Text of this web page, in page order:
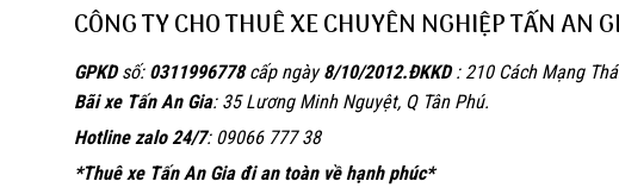
CÔNG TY CHO THUÊ XE CHUYÊN NGHIỆP TẤN AN
GPKDsố: 0311996778cấp ngày8/10/2012.ĐKKD: 210 Cách Mạng
Bãi xe Tấn An Gia: 35 Lương Minh Nguyệt, Q Tân Phú.
Hotline zalo 24/7: 09066 777 38
*Thuê xe Tấn An Gia đi an toàn về hạnh phúc*